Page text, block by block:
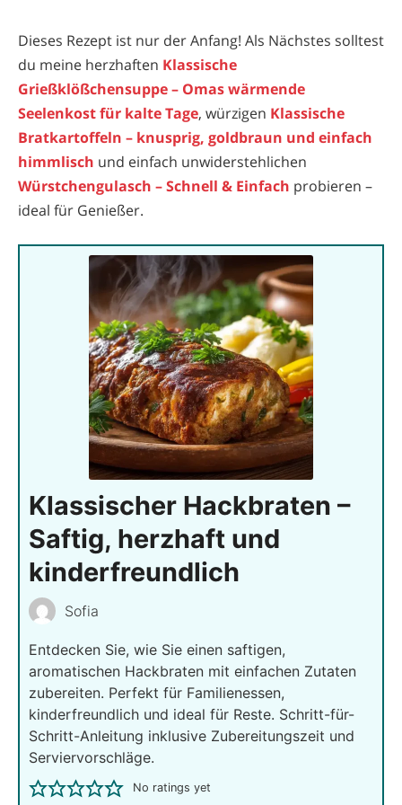
Dieses Rezept ist nur der Anfang! Als Nächstes solltest
du meine herzhaften Klassische
Grießklößchensuppe – Omas wärmende
Seelenkost für kalte Tage, würzigen Klassische
Bratkartoffeln – knusprig, goldbraun und einfach
himmlisch und einfach unwiderstehlichen
Würstchengulasch – Schnell & Einfach probieren –
ideal für Genießer.
Klassischer Hackbraten –
Saftig, herzhaft und
kinderfreundlich
Sofia
Entdecken Sie, wie Sie einen saftigen,
aromatischen Hackbraten mit einfachen Zutaten
zubereiten. Perfekt für Familienessen,
kinderfreundlich und ideal für Reste. Schritt-für-
Schritt-Anleitung inklusive Zubereitungszeit und
Serviervorschläge.
No ratings yet